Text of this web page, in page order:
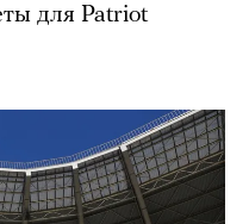
для Patriot